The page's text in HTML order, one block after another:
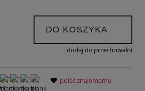
DO KOSZYKA
dodaj do przechowalni
poleć znajomemu